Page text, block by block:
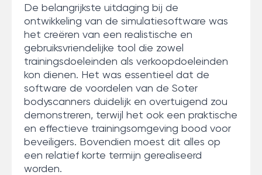
De belangrijkste uitdaging bij de
ontwikkeling van de simulatiesoftware was
het creëren van een realistische en
gebruiksvriendelijke tool die zowel
trainingsdoeleinden als verkoopdoeleinden
kon dienen. Het was essentieel dat de
software de voordelen van de Soter
bodyscanners duidelijk en overtuigend zou
demonstreren, terwijl het ook een praktische
en effectieve trainingsomgeving bood voor
beveiligers. Bovendien moest dit alles op
een relatief korte termijn gerealiseerd
worden.